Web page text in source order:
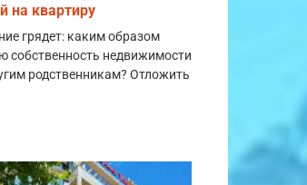
на квартиру
грядет: каким образом
собственность недвижимости
родственникам? Отложить